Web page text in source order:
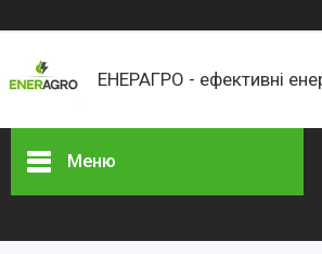
ЕНЕРАГРО - ефективні
Меню